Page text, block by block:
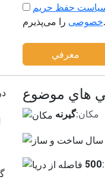
حفظ حریم
خصوصیرا می‌پذیرم.
معرفي
هاي موضوع
مكان:گیرنه